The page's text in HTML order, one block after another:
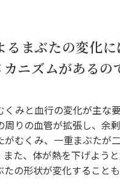
るまぶたの変化に
カニズムがあるの
くみと血行の変化が主な
周りの血管が拡張し、余
がむくみ、一重まぶたが
また、体が熱を下げよう
たの形状が変化すること